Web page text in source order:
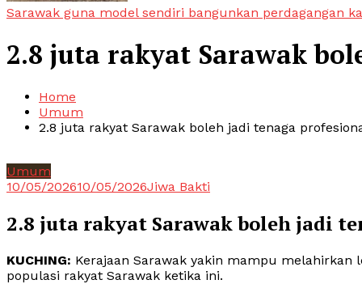
Sarawak guna model sendiri bangunkan perdagangan
2.8 juta rakyat Sarawak
Home
Umum
2.8 juta rakyat Sarawak boleh jadi tenaga
Umum
10/05/202610/05/2026Jiwa Bakti
2.8 juta rakyat Sarawak boleh jadi
KUCHING: Kerajaan Sarawak yakin mampu
populasi rakyat Sarawak ketika ini.